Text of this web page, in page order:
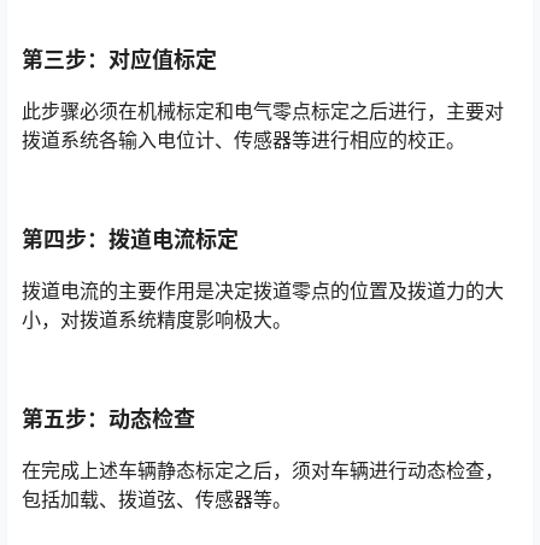
第三步：对应值标定
此步骤必须在机械标定和电气零点标定之后进行，主要对
拨道系统各输入电位计、传感器等进行相应的校正。
第四步：拨道电流标定
拨道电流的主要作用是决定拨道零点的位置及拨道力的大
小，对拨道系统精度影响极大。
第五步：动态检查
在完成上述车辆静态标定之后，须对车辆进行动态检查，
包括加载、拨道弦、传感器等。